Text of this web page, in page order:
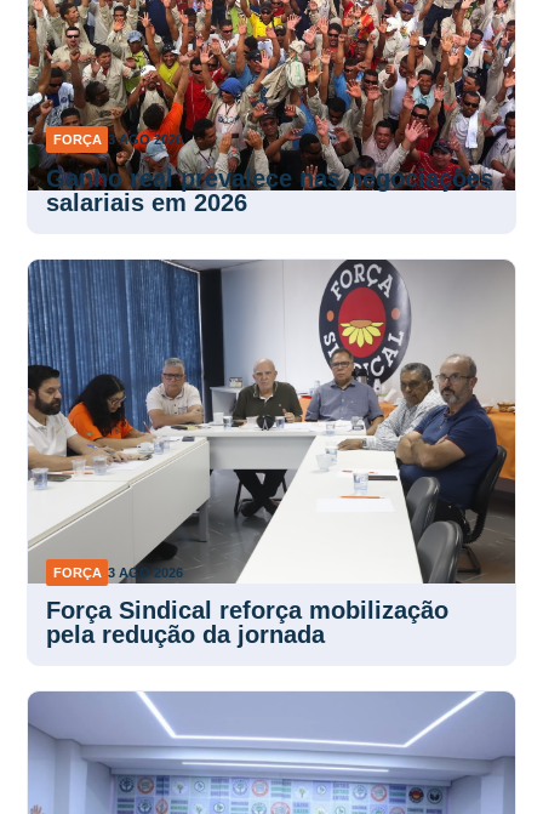
FORÇA 3 AGO 2026
Ganho real prevalece nas negociações
salariais em 2026
FORÇA 3 AGO 2026
Força Sindical reforça mobilização
pela redução da jornada